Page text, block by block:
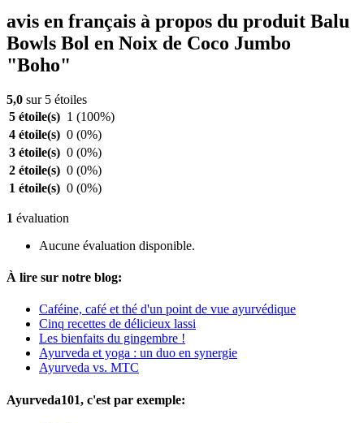
avis en français à propos du produit Balu
Bowls Bol en Noix de Coco Jumbo
"Boho"
5,0 sur 5 étoiles
5 étoile(s) 1 (100%)
4 étoile(s) 0 (0%)
3 étoile(s) 0 (0%)
2 étoile(s) 0 (0%)
1 étoile(s) 0 (0%)
1 évaluation
Aucune évaluation disponible.
À lire sur notre blog:
Caféine, café et thé d'un point de vue ayurvédique
Cinq recettes de délicieux lassi
Les bienfaits du gingembre !
Ayurveda et yoga : un duo en synergie
Ayurveda vs. MTC
Ayurveda101, c'est par exemple: